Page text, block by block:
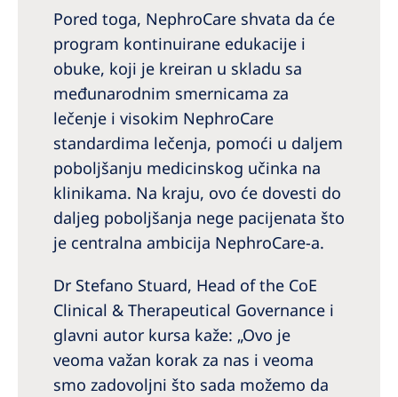
Pored toga, NephroCare shvata da će
program kontinuirane edukacije i
obuke, koji je kreiran u skladu sa
međunarodnim smernicama za
lečenje i visokim NephroCare
standardima lečenja, pomoći u daljem
poboljšanju medicinskog učinka na
klinikama. Na kraju, ovo će dovesti do
daljeg poboljšanja nege pacijenata što
je centralna ambicija NephroCare-a.
Dr Stefano Stuard, Head of the CoE
Clinical & Therapeutical Governance i
glavni autor kursa kaže: „Ovo je
veoma važan korak za nas i veoma
smo zadovoljni što sada možemo da